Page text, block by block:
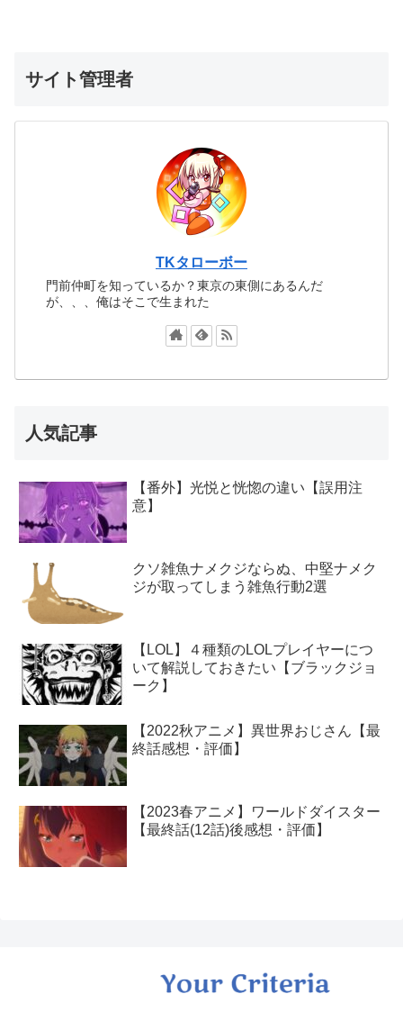
サイト管理者
TKタローボー
門前仲町を知っているか？東京の東側にあるんだ
が、、、俺はそこで生まれた
人気記事
【番外】光悦と恍惚の違い【誤用注
意】
クソ雑魚ナメクジならぬ、中堅ナメク
ジが取ってしまう雑魚行動2選
【LOL】４種類のLOLプレイヤーにつ
いて解説しておきたい【ブラックジョ
ーク】
【2022秋アニメ】異世界おじさん【最
終話感想・評価】
【2023春アニメ】ワールドダイスター
【最終話(12話)後感想・評価】